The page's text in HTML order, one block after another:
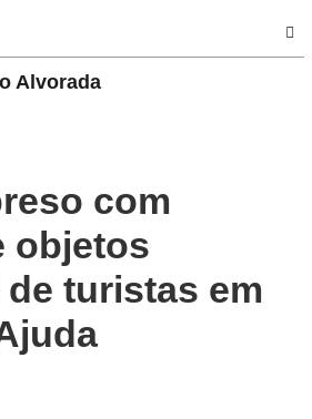
Alvorada
com
objetos
turistas em